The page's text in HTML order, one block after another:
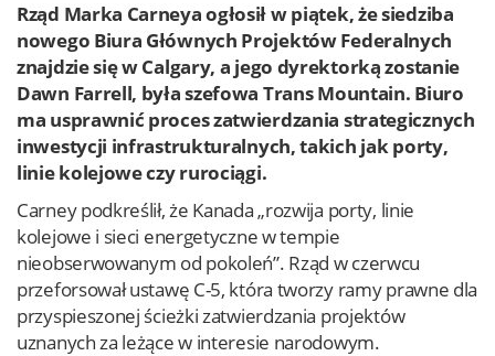
×
Rząd Marka Carneya ogłosił w piątek, że siedziba
nowego Biura Głównych Projektów Federalnych
znajdzie się w Calgary, a jego dyrektorką zostanie
Dawn Farrell, była szefowa Trans Mountain. Biuro
ma usprawnić proces zatwierdzania strategicznych
inwestycji infrastrukturalnych, takich jak porty,
linie kolejowe czy rurociągi.
Carney podkreślił, że Kanada „rozwija porty, linie
kolejowe i sieci energetyczne w tempie
nieobserwowanym od pokoleń”. Rząd w czerwcu
przeforsował ustawę C-5, która tworzy ramy prawne dla
przyspieszonej ścieżki zatwierdzania projektów
uznanych za leżące w interesie narodowym.